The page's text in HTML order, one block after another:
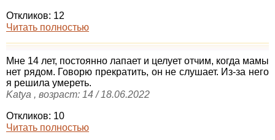
Откликов: 12
Читать полностью
Мне 14 лет, постоянно лапает и целует отчим, когда мамы
нет рядом. Говорю прекратить, он не слушает. Из-за него
я решила умереть.
Katya , возраст: 14 / 18.06.2022
Откликов: 10
Читать полностью